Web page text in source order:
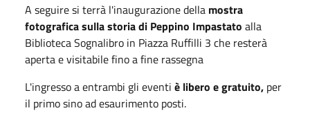
A seguire si terrà l'inaugurazione della mostra
fotografica sulla storia di Peppino Impastato alla
Biblioteca Sognalibro in Piazza Ruffilli 3 che resterà
aperta e visitabile fino a fine rassegna
L'ingresso a entrambi gli eventi è libero e gratuito, per
il primo sino ad esaurimento posti.